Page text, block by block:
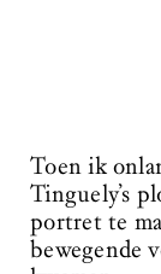
Toen ik
Tinguely’s
portret te
bewegende